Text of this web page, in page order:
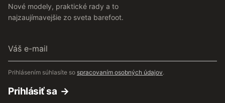
Nové modely, praktické rady a to
najzaujímavejšie zo sveta barefoot.
e-
mail
Prihlásením súhlasíte so spracovaním osobných údajov.
Prihlásiť sa